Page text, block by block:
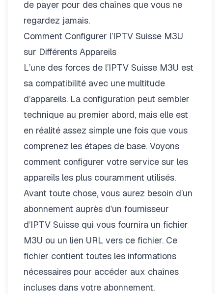
de payer pour des chaînes que vous ne
regardez jamais.
Comment Configurer l’IPTV Suisse M3U
sur Différents Appareils
L’une des forces de l’IPTV Suisse M3U est
sa compatibilité avec une multitude
d’appareils. La configuration peut sembler
technique au premier abord, mais elle est
en réalité assez simple une fois que vous
comprenez les étapes de base. Voyons
comment configurer votre service sur les
appareils les plus couramment utilisés.
Avant toute chose, vous aurez besoin d’un
abonnement auprès d’un fournisseur
d’IPTV Suisse qui vous fournira un fichier
M3U ou un lien URL vers ce fichier. Ce
fichier contient toutes les informations
nécessaires pour accéder aux chaînes
incluses dans votre abonnement.